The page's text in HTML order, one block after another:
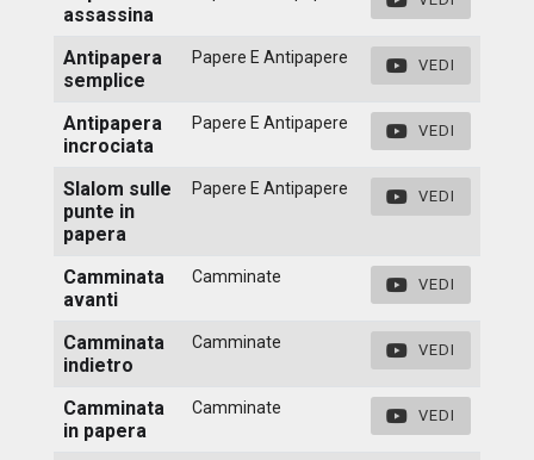
assassina
Antipapera
semplice
Papere E Antipapere VEDI
Antipapera
incrociata
Papere E Antipapere VEDI
Slalom sulle
punte in
papera
Papere E Antipapere VEDI
Camminata
avanti
Camminate VEDI
Camminata
indietro
Camminate VEDI
Camminata
in papera
Camminate VEDI